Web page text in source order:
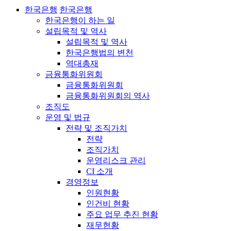
한국은행 한국은행
한국은행이 하는 일
설립목적 및 역사
설립목적 및 역사
한국은행법의 변천
역대총재
금융통화위원회
금융통화위원회
금융통화위원회의 역사
조직도
운영 및 법규
전략 및 조직가치
전략
조직가치
운영리스크 관리
CI 소개
경영정보
인원현황
인건비 현황
주요 업무 추진 현황
재무현황